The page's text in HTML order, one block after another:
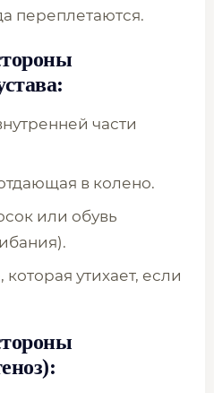
переплетаются.
части
в колено.
или обувь
утихает, если